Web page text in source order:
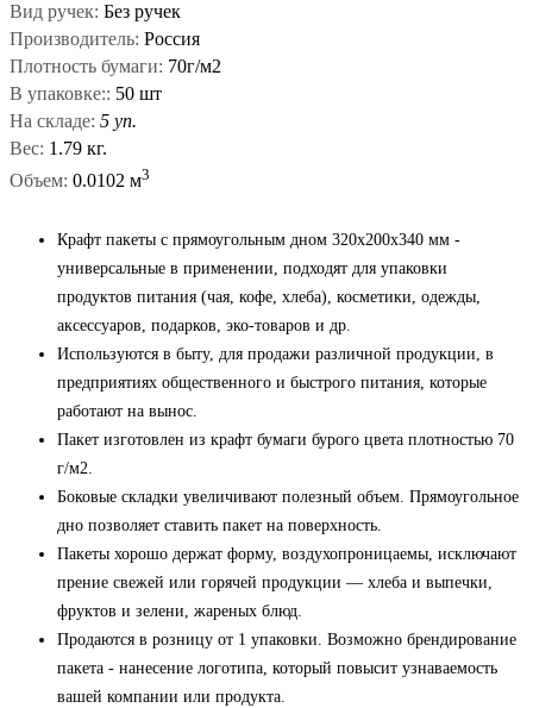
Вид ручек: Без ручек
Производитель: Россия
Плотность бумаги: 70г/м2
В упаковке:: 50 шт
На складе: 5 уп.
Вес: 1.79 кг.
Объем: 0.0102 м3
Крафт пакеты с прямоугольным дном 320x200x340 мм -
универсальные в применении, подходят для упаковки
продуктов питания (чая, кофе, хлеба), косметики, одежды,
аксессуаров, подарков, эко-товаров и др.
Используются в быту, для продажи различной продукции, в
предприятиях общественного и быстрого питания, которые
работают на вынос.
Пакет изготовлен из крафт бумаги бурого цвета плотностью 70
г/м2.
Боковые складки увеличивают полезный объем. Прямоугольное
дно позволяет ставить пакет на поверхность.
Пакеты хорошо держат форму, воздухопроницаемы, исключают
прение свежей или горячей продукции — хлеба и выпечки,
фруктов и зелени, жареных блюд.
Продаются в розницу от 1 упаковки. Возможно брендирование
пакета - нанесение логотипа, который повысит узнаваемость
вашей компании или продукта.